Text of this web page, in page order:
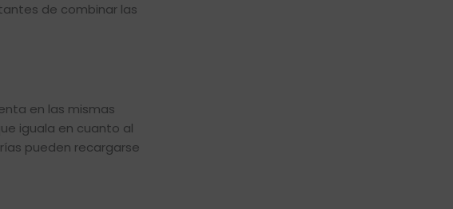
de combinar las
en las mismas
iguala en cuanto al
pueden recargarse